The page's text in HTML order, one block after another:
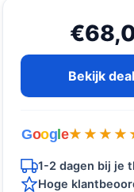
Bekijk
Google
1-2 dagen bij je
Hoge